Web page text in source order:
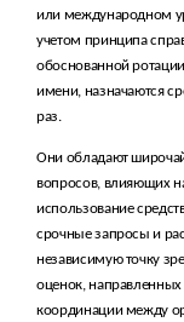
или международном
учетом принципа
обоснованной
имени, назначаются
раз.
Они обладают
вопросов, влияющих
использование
срочные запросы и
независимую точку
оценок,
координации между